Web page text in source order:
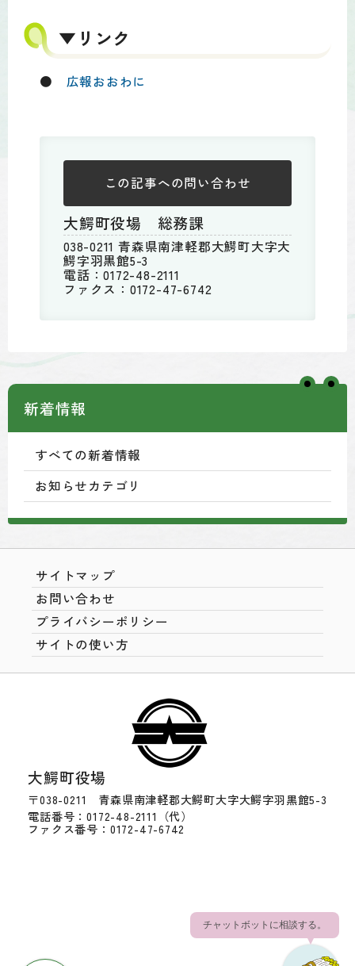
▼リンク
● 広報おおわに
この記事への問い合わせ
大鰐町役場 総務課
038-0211 青森県南津軽郡大鰐町大字大
鰐字羽黒館5-3
電話：0172-48-2111
ファクス：0172-47-6742
新着情報
すべての新着情報
お知らせカテゴリ
サイトマップ
お問い合わせ
プライバシーポリシー
サイトの使い方
大鰐町役場
〒038-0211 青森県南津軽郡大鰐町大字大鰐字羽黒館5-3
電話番号：0172-48-2111（代）
ファクス番号：0172-47-6742
チャットボットに相談する。